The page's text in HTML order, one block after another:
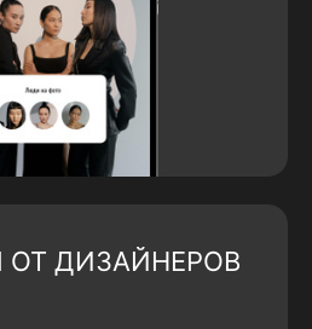
ОТ ДИЗАЙНЕРОВ